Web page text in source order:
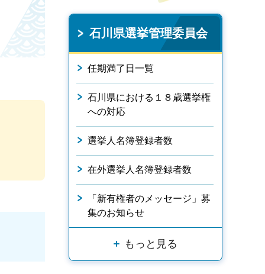
石川県選挙管理委員会
任期満了日一覧
石川県における１８歳選挙権
への対応
選挙人名簿登録者数
在外選挙人名簿登録者数
「新有権者のメッセージ」募
集のお知らせ
もっと見る